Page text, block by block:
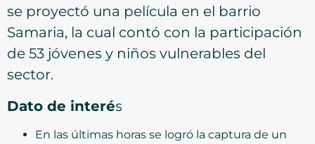
se proyectó una película en el barrio
Samaria, la cual contó con la participación
de 53 jóvenes y niños vulnerables del
sector.
Dato de interés
En las últimas horas se logró la captura de un